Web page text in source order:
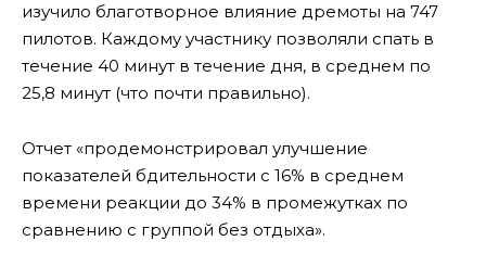
изучило благотворное влияние дремоты на 747
пилотов. Каждому участнику позволяли спать в
течение 40 минут в течение дня, в среднем по
25,8 минут (что почти правильно).
Отчет «продемонстрировал улучшение
показателей бдительности с 16% в среднем
времени реакции до 34% в промежутках по
сравнению с группой без отдыха».